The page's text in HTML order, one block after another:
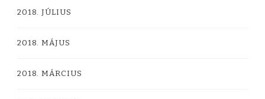
2018. JÚLIUS
2018. MÁJUS
2018. MÁRCIUS